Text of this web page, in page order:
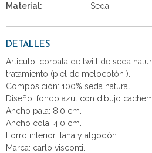
Material: Seda
DETALLES
Articulo: corbata de twill de seda
tratamiento (piel de melocotón ).
Composición: 100% seda natural.
Diseño: fondo azul con dibujo
Ancho pala: 8,0 cm.
Ancho cola: 4,0 cm.
Forro interior: lana y algodón.
Marca: carlo visconti.